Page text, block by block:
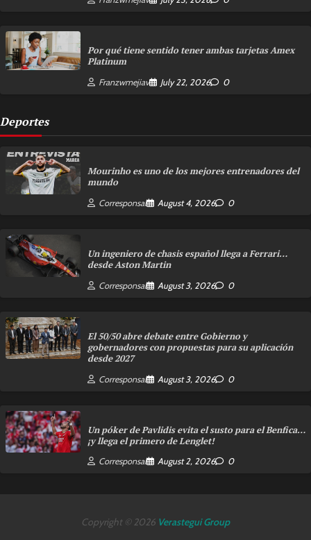
Por qué tiene sentido tener ambas tarjetas Amex
Platinum
Franzwmejiav July 22, 2026 0
Deportes
Mourinho es uno de los mejores entrenadores del
mundo
Corresponsal August 4, 2026 0
Un ingeniero de chasis español llega a Ferrari…
desde Aston Martin
Corresponsal August 3, 2026 0
El 50/50 abre debate entre Gobierno y
gobernadores con propuestas para su aplicación
desde 2027
Corresponsal August 3, 2026 0
Un póker de Pavlidis evita el susto para el Benfica…
¡y llega el primero de Lenglet!
Corresponsal August 2, 2026 0
Copyright © 2026 Verastegui Group